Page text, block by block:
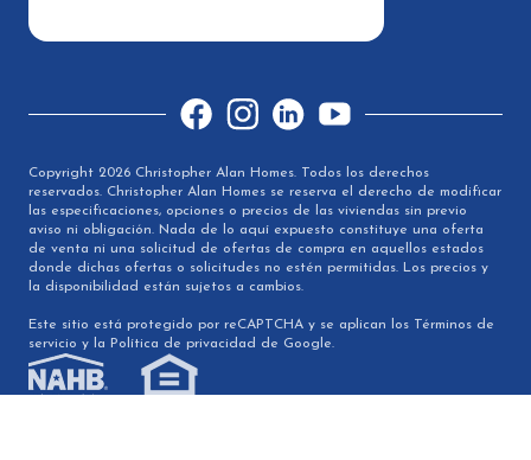
FacebookInstagramLinkedInYouTube
Copyright 2026 Christopher Alan Homes. Todos los derechos
reservados. Christopher Alan Homes se reserva el derecho de modificar
las especificaciones, opciones o precios de las viviendas sin previo
aviso ni obligación. Nada de lo aquí expuesto constituye una oferta
de venta ni una solicitud de ofertas de compra en aquellos estados
donde dichas ofertas o solicitudes no estén permitidas. Los precios y
la disponibilidad están sujetos a cambios.
Este sitio está protegido por reCAPTCHA y se aplican los Términos de
servicio y la Política de privacidad de Google.